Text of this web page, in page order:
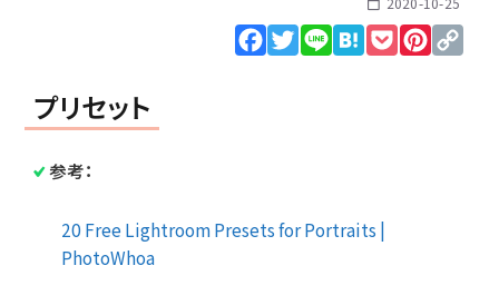
Facebook
Twitter
Line HatenaPocket
プリセット
参考：
20 Free Lightroom Presets for Portraits |
PhotoWhoa